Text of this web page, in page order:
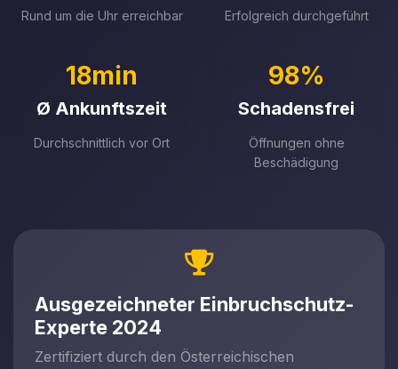
Rund um die Uhr erreichbar Erfolgreich durchgeführt
18min
Ø Ankunftszeit
Durchschnittlich vor Ort
98%
Schadensfrei
Öffnungen ohne
Beschädigung
Ausgezeichneter Einbruchschutz-
Experte 2024
Zertifiziert durch den Österreichischen